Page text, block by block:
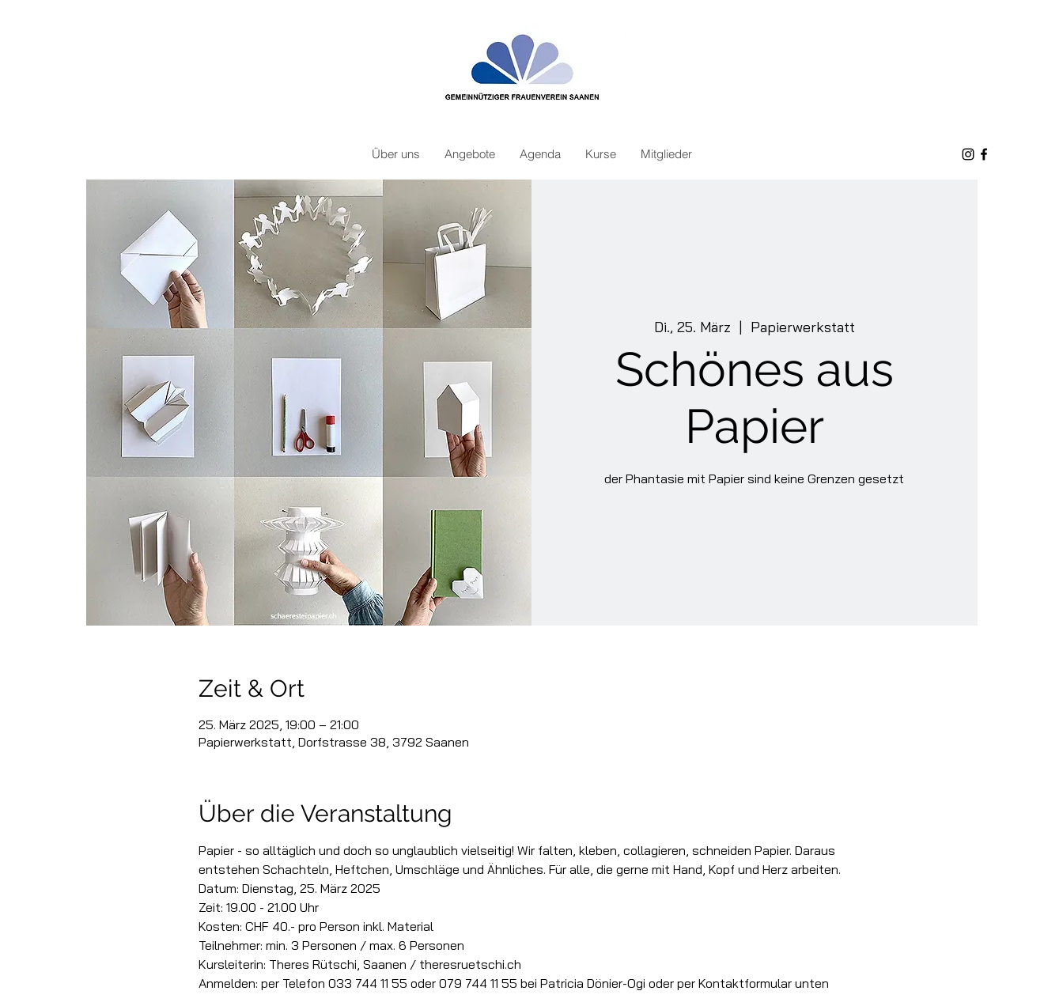
Über uns Angebote Agenda Kurse Mitglieder
Di., 25. März
  |
Papierwerkstatt
Schönes aus
Papier
der Phantasie mit Papier sind keine Grenzen gesetzt
Zeit & Ort
25. März 2025, 19:00 – 21:00
Papierwerkstatt, Dorfstrasse 38, 3792 Saanen
Über die Veranstaltung
Papier - so alltäglich und doch so unglaublich vielseitig! Wir falten, kleben, collagieren, schneiden Papier. Daraus
entstehen Schachteln, Heftchen, Umschläge und Ähnliches. Für alle, die gerne mit Hand, Kopf und Herz arbeiten.
Datum: Dienstag, 25. März 2025
Zeit: 19.00 - 21.00 Uhr
Kosten: CHF 40.- pro Person inkl. Material
Teilnehmer: min. 3 Personen / max. 6 Personen
Kursleiterin: Theres Rütschi, Saanen / theresruetschi.ch
Anmelden: per Telefon 033 744 11 55 oder 079 744 11 55 bei Patricia Dönier-Ogi oder per Kontaktformular unten